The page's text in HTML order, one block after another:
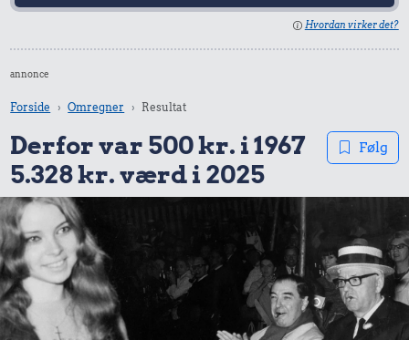
Hvordan virker det?
annonce
Forside Omregner Resultat
Derfor var 500 kr. i 1967
5.328 kr. værd i 2025
Følg